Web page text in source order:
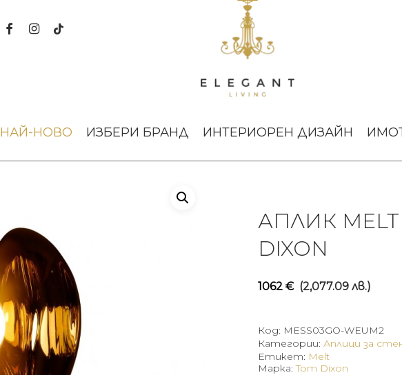
facebookinstagram
tiktok
НАЙ-НОВО ИЗБЕРИ БРАНД ИНТЕРИОРЕН ДИЗАЙН
АПЛИК MELT
DIXON
1062 € (2,077.09 лв.)
Код: MESS03GO-WEUM2
Категории: Аплици за
Етикет: Melt
Марка:Tom Dixon